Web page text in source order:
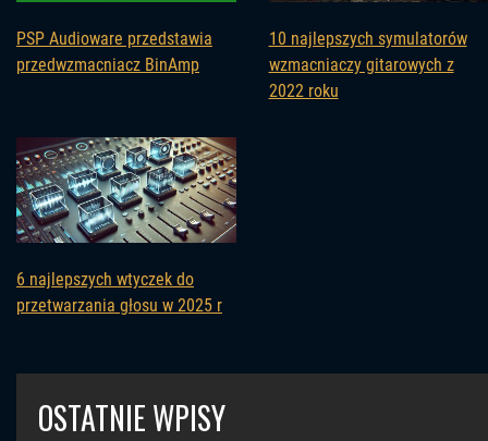
PSP Audioware przedstawia
przedwzmacniacz BinAmp
10 najlepszych symulatorów
wzmacniaczy gitarowych z
2022 roku
6 najlepszych wtyczek do
przetwarzania głosu w 2025 r
OSTATNIE WPISY